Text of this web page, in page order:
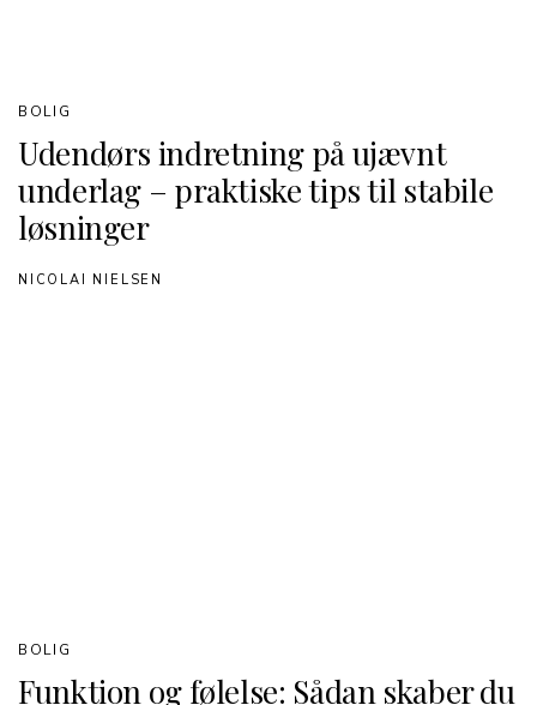
Udendørs indretning på ujævnt
underlag – praktiske tips til stabile
løsninger
BOLIG
NICOLAI NIELSEN
Funktion og følelse: Sådan skaber du
BOLIG